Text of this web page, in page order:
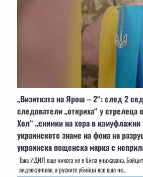
„Визитката на Ярош – 2“: след 2
следователи „откриха“ у стрелеца
Хол“ „снимки на хора в
украинското знаме на фона на
украинска пощенска марка с
Така ИДИЛ още никога не е била унижавана.
видеоклипове, а руските убийци все още не…